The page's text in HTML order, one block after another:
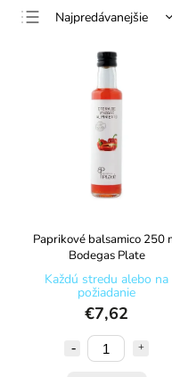
Najpredávanejšie
Najdrahšie
Abecedne
Paprikové balsamico 250
Bodegas Plate
Každú stredu alebo na
požiadanie
€7,62